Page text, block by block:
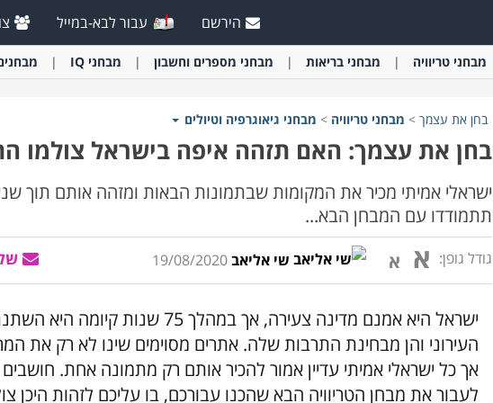
הירשם עבור לבא-במייל
מבחני טריוויה מבחני בריאות מבחני מספרים וחשבון מבחני IQ מבחני
בחן את עצמך > מבחני טריוויה > מבחני גיאוגרפיה וטיולים
בחן את עצמך: האם תזהה איפה בישראל צולמו
ישראלי אמיתי מכיר את המקומות שבתמונות הבאות ומזהה אותם תוך
תתמודדו עם המבחן הבא...
גודל גופן: א א שי אליאב19/08/2020
ישראל היא אמנם מדינה צעירה, אך
העירוני והן מבחינת התרבות שלה. אתרים מסוימים שינו לא רק את
אך כל ישראלי אמיתי עדיין אמור להכיר אותם רק מתמונה אחת.
לעבור את מבחן הטריוויה הבא שהכנו עבורכם, בו עליכם לזהות היכן